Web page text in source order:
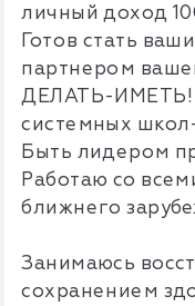
личный доход
Готов стать
партнером
ДЕЛАТЬ-ИМЕТЬ!
системных
Быть лидером
Работаю со
ближнего
Занимаюсь
сохранением